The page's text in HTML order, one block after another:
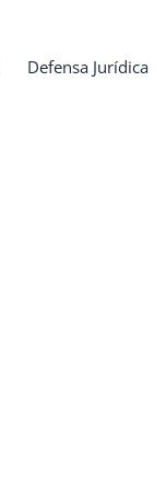
Defensa Jurídica